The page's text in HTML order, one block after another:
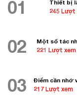
01
Thiết bị
245 Lượt
02
Một số tác
221 Lượt xem
03
Điểm cần nhớ
217 Lượt xem